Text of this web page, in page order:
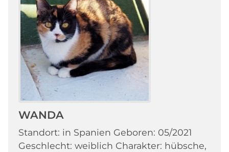
WANDA
Standort: in Spanien Geboren: 05/2021
Geschlecht: weiblich Charakter: hübsche,